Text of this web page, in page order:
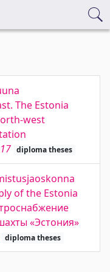
The Estonia
west
diploma theses
of the Estonia
«Эстония»
diploma theses